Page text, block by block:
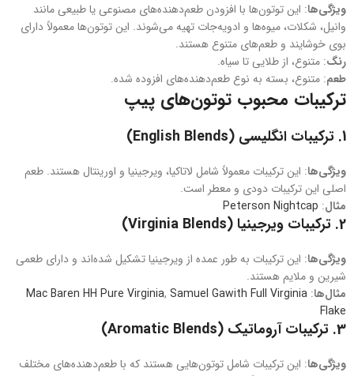
ویژگی‌ها: این توتون‌ها با افزودن طعم‌دهنده‌های مصنوعی یا طبیعی مانند
وانیل، شکلات، میوه‌ها و ادویه‌جات تهیه می‌شوند. این توتون‌ها معمولاً دارای
بوی خوشایند و طعم‌های متنوع هستند.
رنگ: متنوع، از طلایی تا سیاه.
طعم: متنوع، بسته به نوع طعم‌دهنده‌های افزوده شده.
ترکیبات محبوب توتون‌های پیپ
1. ترکیبات انگلیسی (English Blends)
ویژگی‌ها: این ترکیبات معمولاً شامل لاتاکیا، ویرجینیا و اورینتال هستند. طعم
اصلی این ترکیبات دودی و معطر است.
مثال‌:
Peterson Nightcap
2. ترکیبات ویرجینیا (Virginia Blends)
ویژگی‌ها: این ترکیبات به طور عمده از ویرجینیا تشکیل شده‌اند و دارای طعمی
شیرین و ملایم هستند.
مثال‌ها:
Mac Baren HH Pure Virginia, Samuel Gawith Full Virginia
Flake
3. ترکیبات آروماتیک (Aromatic Blends)
ویژگی‌ها: این ترکیبات شامل توتون‌هایی هستند که با طعم‌دهنده‌های مختلف